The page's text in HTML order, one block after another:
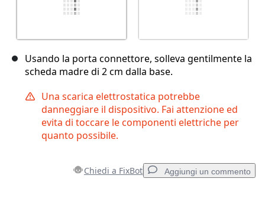
Usando la porta connettore, solleva gentilmente la
scheda madre di 2 cm dalla base.
Una scarica elettrostatica potrebbe
danneggiare il dispositivo. Fai attenzione ed
evita di toccare le componenti elettriche per
quanto possibile.
Chiedi a FixBot Aggiungi un commento